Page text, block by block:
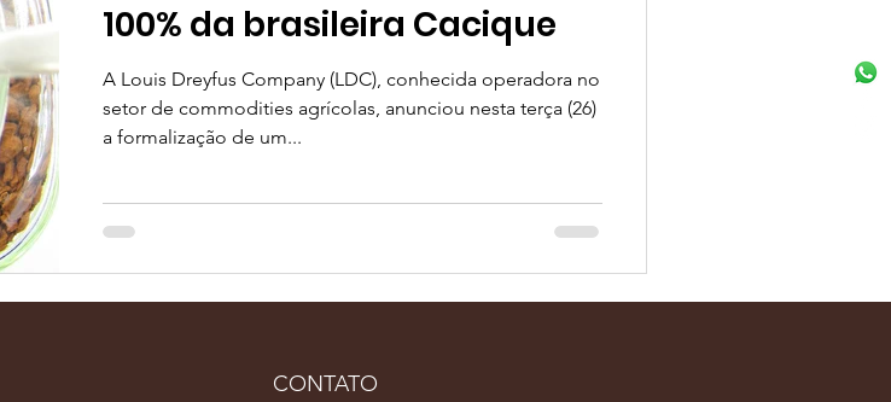
100% da brasileira Cacique
A Louis Dreyfus Company (LDC), conhecida operadora no
setor de commodities agrícolas, anunciou nesta terça (26)
a formalização de um...
CONTATO